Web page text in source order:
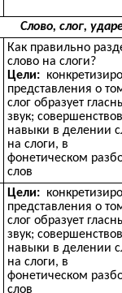
Слово, слог,
Как правильно
слово на слоги?
Цели:
представления о
слог образует
звук;
навыки в делении
на слоги, в
фонетическом
слов
Цели:
представления о
слог образует
звук;
навыки в делении
на слоги, в
фонетическом
слов